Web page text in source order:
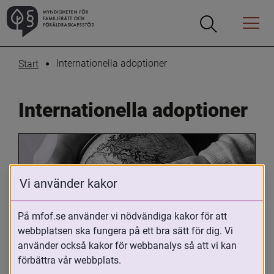
Öppna
Öppna
Menyn
Start Internationella adoptioner
Internationella adoptioner
Oavsett om du är adopterad,
adoptivförälder eller arbetar med
Vi använder kakor
På mfof.se använder vi nödvändiga kakor för att
webbplatsen ska fungera på ett bra sätt för dig. Vi
använder också kakor för webbanalys så att vi kan
förbättra vår webbplats.